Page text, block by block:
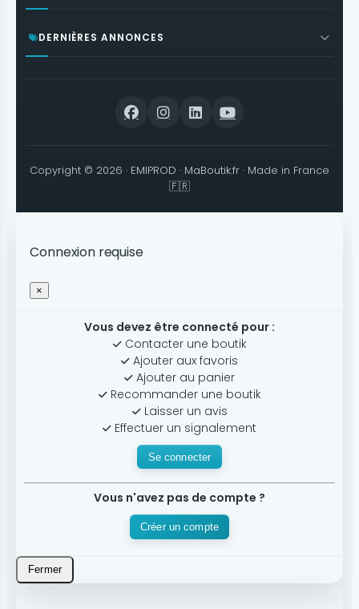
DERNIÈRES ANNONCES
Copyright © 2026 · EMIPROD · MaBoutik.fr · Made in France
🇫🇷
Connexion requise
×
Vous devez être connecté pour :
Contacter une boutik
Ajouter aux favoris
Ajouter au panier
Recommander une boutik
Laisser un avis
Effectuer un signalement
Se connecter
Vous n'avez pas de compte ?
Créer un compte
Fermer